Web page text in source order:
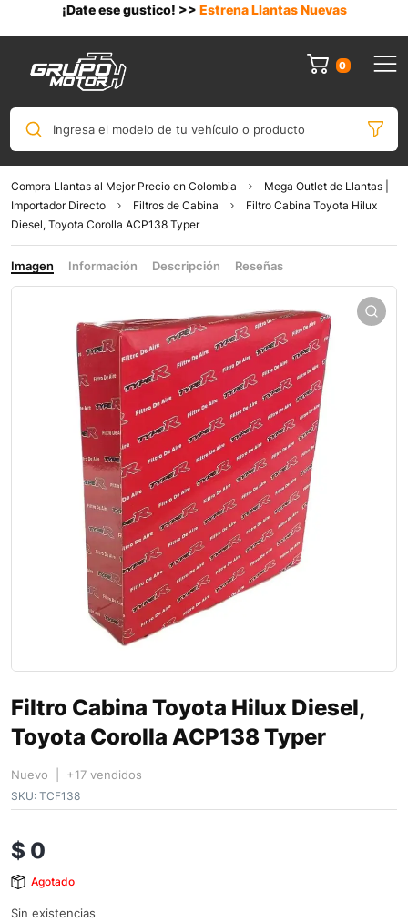
¡Date ese gustico! >> Estrena Llantas Nuevas
0
Ingresa el modelo de tu vehículo o producto
Compra Llantas al Mejor Precio en Colombia
Mega Outlet de Llantas |
Importador Directo
Filtros de Cabina
Filtro Cabina Toyota Hilux
Diesel, Toyota Corolla ACP138 Typer
Imagen Información Descripción Reseñas
Filtro Cabina Toyota Hilux Diesel,
Toyota Corolla ACP138 Typer
Nuevo | +17 vendidos
SKU: TCF138
$ 0
Agotado
Sin existencias